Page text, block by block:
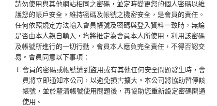
請勿使用與其他網站相同之密碼，並定時變更您的個人密碼以維
護您的帳戶安全。維持密碼及帳號之機密安全，是會員的責任。
任何依照規定方法輸入會員帳號及密碼與登入資料一致時，無論
是否由本人親自輸入，均將推定為會員本人所使用，利用該密碼
及帳號所進行的一切行動，會員本人應負完全責任，不得否認交
易。會員同意以下事項：
1. 會員的密碼或帳號遭到盜用或有其他任何安全問題發生時，會
員將立即通知本公司，以避免損害擴大。本公司將協助暫停該
帳號，並於釐清帳號使用問題後，再協助您重新設定密碼開通
使用。